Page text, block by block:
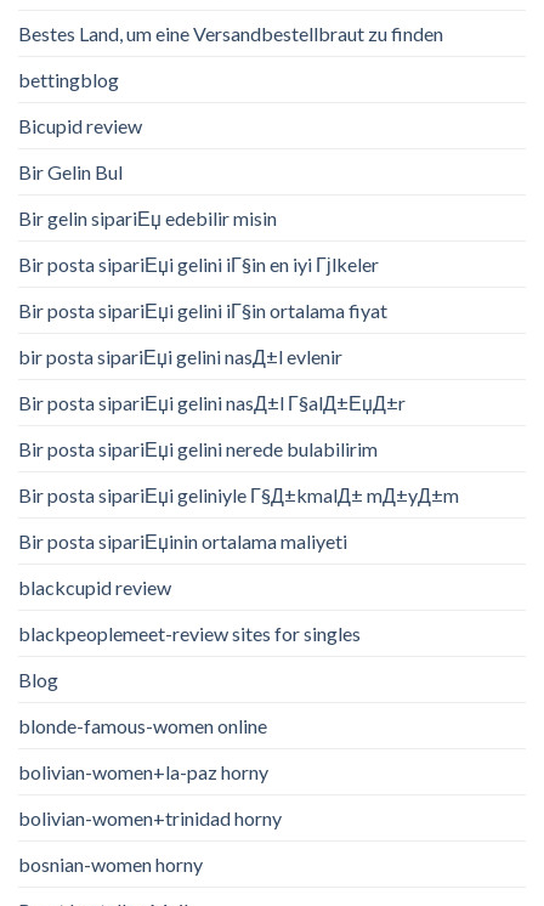
Bestes Land, um eine Versandbestellbraut zu finden
bettingblog
Bicupid review
Bir Gelin Bul
Bir gelin sipariЕџ edebilir misin
Bir posta sipariЕџi gelini iГ§in en iyi Гјlkeler
Bir posta sipariЕџi gelini iГ§in ortalama fiyat
bir posta sipariЕџi gelini nasД±l evlenir
Bir posta sipariЕџi gelini nasД±l Г§alД±ЕџД±r
Bir posta sipariЕџi gelini nerede bulabilirim
Bir posta sipariЕџi geliniyle Г§Д±kmalД± mД±yД±m
Bir posta sipariЕџinin ortalama maliyeti
blackcupid review
blackpeoplemeet-review sites for singles
Blog
blonde-famous-women online
bolivian-women+la-paz horny
bolivian-women+trinidad horny
bosnian-women horny